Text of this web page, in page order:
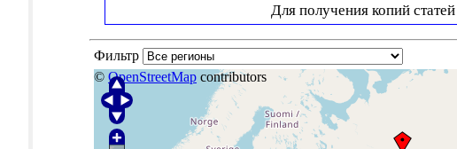
Для получения копий
Фильтр
© OpenStreetMap contributors